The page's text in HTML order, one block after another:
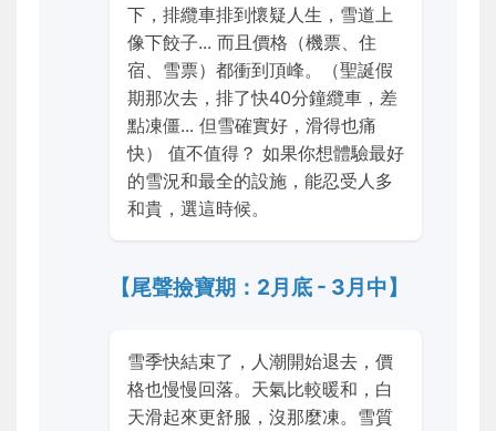
下，排纜車排到懷疑人生，雪道上
像下餃子... 而且價格（機票、住
宿、雪票）都衝到頂峰。（聖誕假
期那次去，排了快40分鐘纜車，差
點凍僵... 但雪確實好，滑得也痛
快） 值不值得？ 如果你想體驗最好
的雪況和最全的設施，能忍受人多
和貴，選這時候。
【尾聲撿寶期：2月底 - 3月中】
雪季快結束了，人潮開始退去，價
格也慢慢回落。天氣比較暖和，白
天滑起來更舒服，沒那麼凍。雪質